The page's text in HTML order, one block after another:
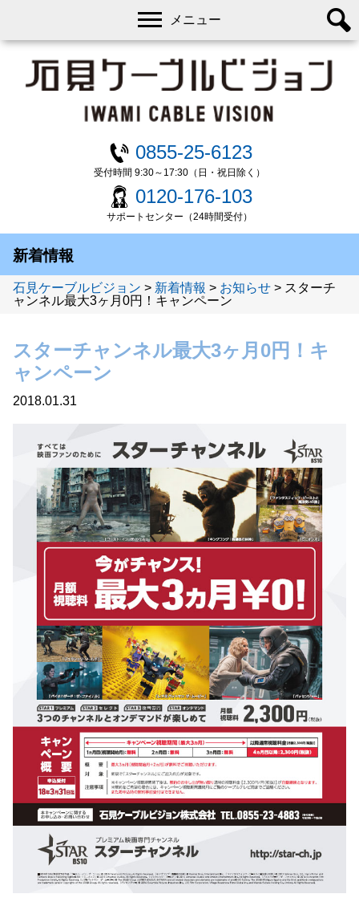
0855-25-6123
受付時間 9:30～17:30（日・祝日除く）
0120-176-103
サポートセンター（24時間受付）
メニュー
新着情報
石見ケーブルビジョン > 新着情報 > お知らせ > スターチ
ャンネル最大3ヶ月0円！キャンペーン
スターチャンネル最大3ヶ月0円！キ
ャンペーン
2018.01.31